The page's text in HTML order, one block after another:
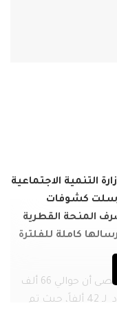
التنمية الاجتماعية
أن الوزارة أرسلت كشوفات
المنحة القطرية
إرسالها كاملة للفلترة
وقالت الكحلوت خلال تصريحات لإذاعة الأقصى أن حوالي 66 ألف
معتمد للصرف وبعد فلترتهم وصل العدد لـ 42 ألفاً، حيث تم